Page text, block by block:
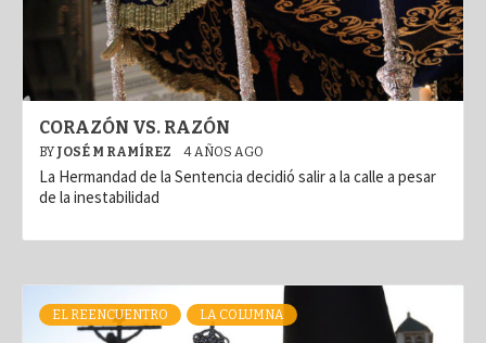
CORAZÓN VS. RAZÓN
BY JOSÉ M RAMÍREZ 4 AÑOS AGO
La Hermandad de la Sentencia decidió salir a la calle a pesar
de la inestabilidad
EL REENCUENTRO LA COLUMNA